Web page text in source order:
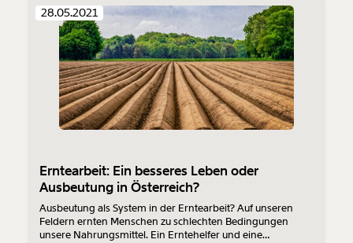
28.05.2021
Erntearbeit: Ein besseres Leben oder
Ausbeutung in Österreich?
Ausbeutung als System in der Erntearbeit? Auf unseren
Feldern ernten Menschen zu schlechten Bedingungen
unsere Nahrungsmittel. Ein Erntehelfer und eine